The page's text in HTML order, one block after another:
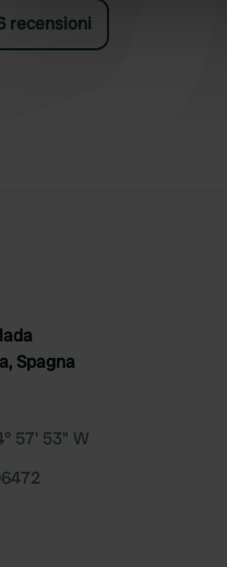
information about your
other information that
recensioni
Spagna
57' 53" W